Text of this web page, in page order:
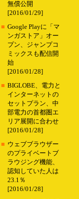
無償公開
[2016/01/29]
■ Google Playに「マ
ンガストア」オー
プン、ジャンプコ
ミックスも配信開
始
[2016/01/28]
■ BIGLOBE、電力と
インターネットの
セットプラン、中
部電力の首都圏エ
リア展開に合わせ
[2016/01/28]
■ ウェブブラウザー
のプライベートブ
ラウジング機能、
認知していた人は
23.1％
[2016/01/28]